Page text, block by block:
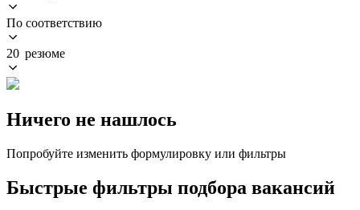
По соответствию
20 резюме
Ничего не нашлось
Попробуйте изменить формулировку или фильтры
Быстрые фильтры подбора вакансий